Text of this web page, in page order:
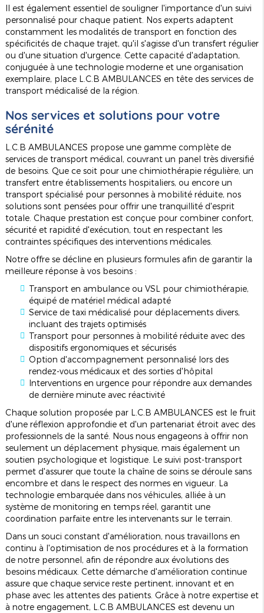
Il est également essentiel de souligner l'importance d'un suivi
personnalisé pour chaque patient. Nos experts adaptent
constamment les modalités de transport en fonction des
spécificités de chaque trajet, qu'il s'agisse d'un transfert régulier
ou d'une situation d'urgence. Cette capacité d'adaptation,
conjuguée à une technologie moderne et une organisation
exemplaire, place L.C.B AMBULANCES en tête des services de
transport médicalisé de la région.
Nos services et solutions pour votre
sérénité
L.C.B AMBULANCES propose une gamme complète de
services de transport médical, couvrant un panel très diversifié
de besoins. Que ce soit pour une chimiothérapie régulière, un
transfert entre établissements hospitaliers, ou encore un
transport spécialisé pour personnes à mobilité réduite, nos
solutions sont pensées pour offrir une tranquillité d'esprit
totale. Chaque prestation est conçue pour combiner confort,
sécurité et rapidité d'exécution, tout en respectant les
contraintes spécifiques des interventions médicales.
Notre offre se décline en plusieurs formules afin de garantir la
meilleure réponse à vos besoins :
Transport en ambulance ou VSL pour chimiothérapie,
équipé de matériel médical adapté
Service de taxi médicalisé pour déplacements divers,
incluant des trajets optimisés
Transport pour personnes à mobilité réduite avec des
dispositifs ergonomiques et sécurisés
Option d'accompagnement personnalisé lors des
rendez-vous médicaux et des sorties d'hôpital
Interventions en urgence pour répondre aux demandes
de dernière minute avec réactivité
Chaque solution proposée par L.C.B AMBULANCES est le fruit
d'une réflexion approfondie et d'un partenariat étroit avec des
professionnels de la santé. Nous nous engageons à offrir non
seulement un déplacement physique, mais également un
soutien psychologique et logistique. Le suivi post-transport
permet d'assurer que toute la chaîne de soins se déroule sans
encombre et dans le respect des normes en vigueur. La
technologie embarquée dans nos véhicules, alliée à un
système de monitoring en temps réel, garantit une
coordination parfaite entre les intervenants sur le terrain.
Dans un souci constant d'amélioration, nous travaillons en
continu à l'optimisation de nos procédures et à la formation
de notre personnel, afin de répondre aux évolutions des
besoins médicaux. Cette démarche d'amélioration continue
assure que chaque service reste pertinent, innovant et en
phase avec les attentes des patients. Grâce à notre expertise et
à notre engagement, L.C.B AMBULANCES est devenu un